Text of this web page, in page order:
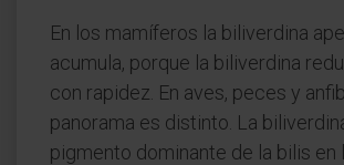
En los mamíferos la biliverdina
acumula, porque la biliverdina
con rapidez. En aves, peces y
panorama es distinto. La
pigmento dominante de la bilis en